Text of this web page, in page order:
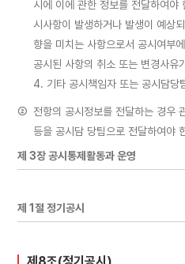
시에 이에 관한 정보를 전달하여야
시사항이 발생하거나 발생이 예상
향을 미치는 사항으로서 공시여부
공시된 사항의 취소 또는 변경사유
4. 기타 공시책임자 또는 공시담당
② 전항의 공시정보를 전달하는 경우
등을 공시담 당팀으로 전달하여야
제 3장 공시통제활동과 운영
제 1절 정기공시